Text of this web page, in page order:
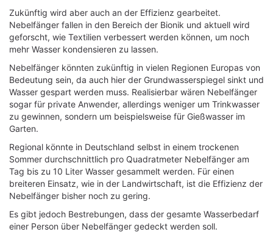
Zukünftig wird aber auch an der Effizienz gearbeitet.
Nebelfänger fallen in den Bereich der Bionik und aktuell wird
geforscht, wie Textilien verbessert werden können, um noch
mehr Wasser kondensieren zu lassen.
Nebelfänger könnten zukünftig in vielen Regionen Europas von
Bedeutung sein, da auch hier der Grundwasserspiegel sinkt und
Wasser gespart werden muss. Realisierbar wären Nebelfänger
sogar für private Anwender, allerdings weniger um Trinkwasser
zu gewinnen, sondern um beispielsweise für Gießwasser im
Garten.
Regional könnte in Deutschland selbst in einem trockenen
Sommer durchschnittlich pro Quadratmeter Nebelfänger am
Tag bis zu 10 Liter Wasser gesammelt werden. Für einen
breiteren Einsatz, wie in der Landwirtschaft, ist die Effizienz der
Nebelfänger bisher noch zu gering.
Es gibt jedoch Bestrebungen, dass der gesamte Wasserbedarf
einer Person über Nebelfänger gedeckt werden soll.